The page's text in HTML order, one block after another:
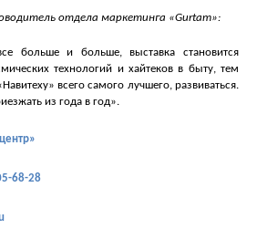
отдела маркетинга «Gurtam»:
больше и больше, выставка становится
технологий и хайтеков в быту, тем
всего самого лучшего, развиваться.
из года в год».
68-28